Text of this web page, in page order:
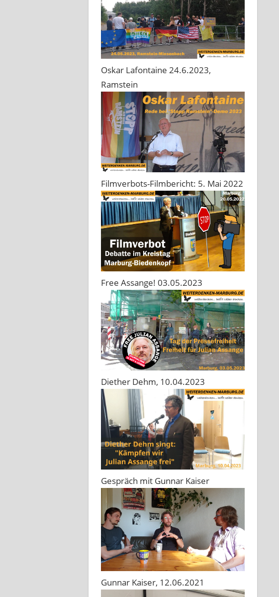
Oskar Lafontaine 24.6.2023,
Ramstein
Filmverbots-Filmbericht: 5. Mai 2022
Free Assange! 03.05.2023
Diether Dehm, 10.04.2023
Gespräch mit Gunnar Kaiser
Gunnar Kaiser, 12.06.2021